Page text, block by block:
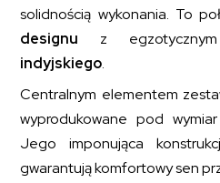
solidnością wykonania. To
designu z
indyjskiego.
Centralnym elementem
wyprodukowane pod
Jego imponująca
gwarantują komfortowy sen